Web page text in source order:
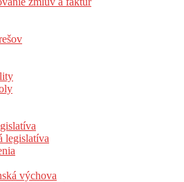
legislatíva
výchova